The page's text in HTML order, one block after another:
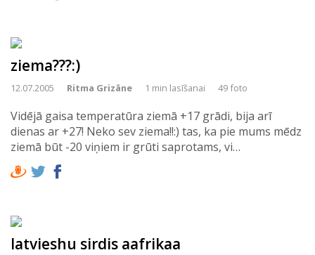
ziema???:)
12.07.2005 Ritma Grizāne 1 min lasīšanai 49 foto
Vidējā gaisa temperatūra ziemā +17 grādi, bija arī
dienas ar +27! Neko sev ziema!!:) tas, ka pie mums mēdz
ziemā būt -20 viņiem ir grūti saprotams, vi…
latvieshu sirdis aafrikaa